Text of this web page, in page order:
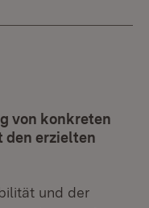
von konkreten
den erzielten
und der